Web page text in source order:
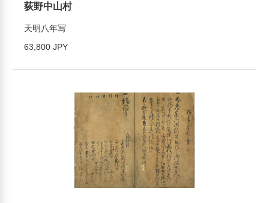
荻野中山村
天明八年写
63,800 JPY